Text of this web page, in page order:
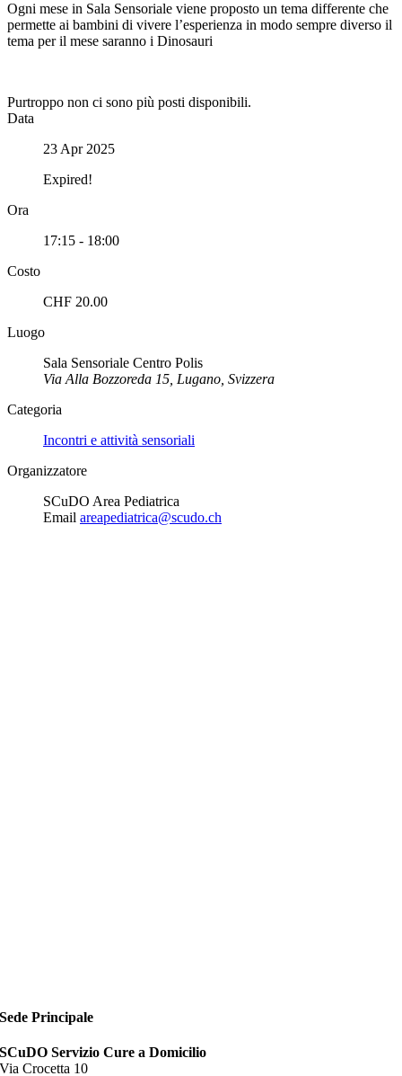
Ogni mese in Sala Sensoriale viene proposto un tema differente che
permette ai bambini di vivere l’esperienza in modo sempre diverso il
tema per il mese saranno i Dinosauri
Purtroppo non ci sono più posti disponibili.
Data
23 Apr 2025
Expired!
Ora
17:15 - 18:00
Costo
CHF 20.00
Luogo
Sala Sensoriale Centro Polis
Via Alla Bozzoreda 15, Lugano, Svizzera
Categoria
Incontri e attività sensoriali
Organizzatore
SCuDO Area Pediatrica
Email areapediatrica@scudo.ch
Sede Principale
SCuDO Servizio Cure a Domicilio
Via Crocetta 10